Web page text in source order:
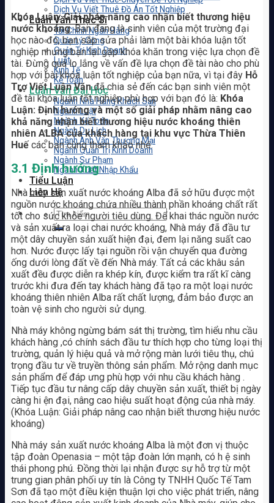
Dịch Vụ Viết Thuê Đồ Án Tốt Nghiệp
Luận Văn Thạc Sĩ
Tài Chính Ngân Hàng
Quản Lý Công
Quản Trị Kinh Doanh
Luật
Kinh Tế
Kế Toán
Luận Văn Đại Học
Ngành Nhà Hàng Khách Sạn
Ngành Luật
Ngành Kế Toán
Ngành Du Lịch
Ngành Anh Văn Thương Mại
Ngành Quản Trị Kinh Doanh
Ngành Sư Phạm
Ngành Xuất Nhập Khẩu
Tiểu Luận
Liên Hệ
Khóa Luận: Giải pháp nâng cao nhận biết thương hiệu
nước khoáng. Bạn đang là sinh viên của một trường đại
học nào đó, bạn sắp sửa phải làm một bài khóa luận tốt
nghiệp nhưng bạn lại gặp khóa khăn trong việc lựa chọn đề
tài. Đừng quá lo lắng về vấn đề lựa chọn đề tài nào cho phù
hợp với bài khóa luận tốt nghiệp của bạn nữa, vì tại đây Hỗ
Trợ Viết Luận Vănđã chia sẻ đến các bạn sinh viên một
đề tài khóa luận tốt nghiệp phù hợp với bạn đó là: Khóa
Luận: Định hướng và một số giải pháp nhằm nâng cao
khả năng nhận biết thương hiệu nước khoáng thiên
nhiên ALBA của khách hàng tại khu vực Thừa Thiên
Huếcác bạn cùng tham khảo nhé.
3.1 Định hướng
Nhà máy sản xuất nước khoáng Alba đã sở hữu được một
nguồn nước khoáng chứa nhiều thành phần khoáng chất rất
tốt cho sức khỏe người tiêu dùng. Để khai thác nguồn nước
và sản xuất ra loại chai nước khoáng, Nhà máy đã đầu tư
một dây chuyền sản xuất hiện đại, đem lại năng suất cao
hơn. Nước được lấy tại nguồn rồi vận chuyển qua đường
ống dưới lòng đất về đến Nhà máy. Tất cả các khâu sản
xuất đều được diễn ra khép kín, được kiểm tra rất kĩ càng
trước khi đưa đến tay khách hàng đã tạo ra một loại nước
khoáng thiên nhiên Alba rất chất lượng, đảm bảo được an
toàn vệ sinh cho người sử dụng.
Nhà máy không ngừng bám sát thị trường, tìm hiểu nhu cầu
khách hàng ,có chính sách đầu tư thích hợp cho từng loại thị
trường, quản lý hiệu quả và mở rộng màn lưới tiêu thụ, chú
trọng đầu tư về truyền thông sản phẩm. Mở rộng danh mục
sản phẩm để đáp ưng phù hợp với nhu cầu khách hàng .
Tiếp tục đầu tư nâng cấp dây chuyền sản xuất, thiết bị ngày
càng hi ện đại, nâng cao hiệu suất hoạt động của nhà máy.
(Khóa Luận: Giải pháp nâng cao nhận biết thương hiệu nước
khoáng)
Nhà máy sản xuất nước khoáng Alba là một đơn vị thuộc
tập đoàn Openasia – một tập đoàn lớn mạnh, có h ệ sinh
thái phong phú. Đồng thời lại nhận được sự hỗ trợ từ một
trung gian phân phối uy tín là Công ty TNHH Quốc Tế Tam
Sơn đã tạo một điều kiện thuận lợi cho việc phát triển, nâng